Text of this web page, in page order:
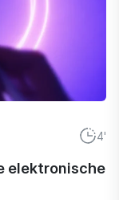
4'
elektronische